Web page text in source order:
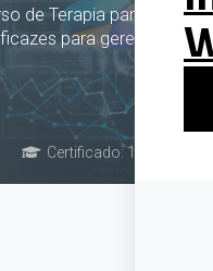
de Terapia para
para gerenciar
Certificado: 10 horas